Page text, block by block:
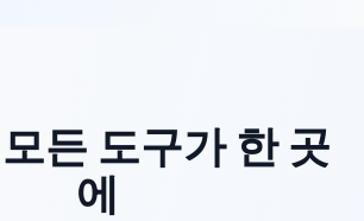
든 도구가 한 곳
에